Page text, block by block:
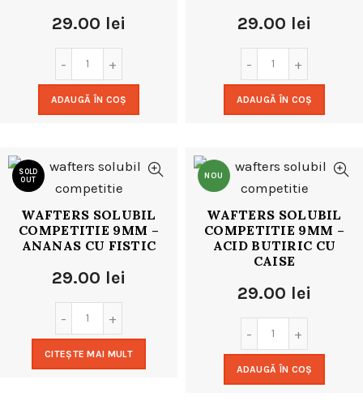
29.00 lei
ADAUGĂ ÎN COȘ
29.00 lei
ADAUGĂ ÎN COȘ
SOLD
OUT
NOU
WAFTERS SOLUBIL
COMPETITIE 9MM –
ANANAS CU FISTIC
29.00 lei
CITEȘTE MAI MULT
NOU
WAFTERS SOLUBIL
COMPETITIE 9MM –
ACID BUTIRIC CU
CAISE
29.00 lei
ADAUGĂ ÎN COȘ